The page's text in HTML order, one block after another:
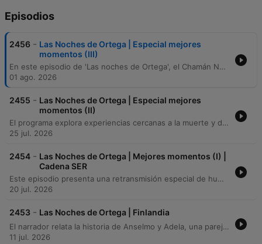
Episodios
2456 - Las Noches de Ortega | Especial mejores
momentos (III)
En este episodio de 'Las noches de Ortega', el Chamán Nayakú ofrece una profunda reflexión sobre el silencio, la conexión con el cosmos y la dificultad de expresar lo trascendental. A través de un diálogo con los oyentes, se exploran temas como la validación de la experiencia espiritual y la importancia de habitar el misterio. La segunda parte del programa transita hacia la nostalgia musical con Juanma Castillo, realizando un recorrido por la música de los años 80. Los participantes comparten recuerdos sobre la creatividad, la vitalidad y las transformaciones sociales de esa década, contrastándolas con la ansiedad y el consumismo de la era tecnológica actual.
01 ago. 2026
2455 - Las Noches de Ortega | Especial mejores
momentos (II)
El programa explora experiencias cercanas a la muerte y dimensiones espirituales mediante testimonios de investigadores y oyentes, abordando desde encuentros románticos hasta la sensación de aburrimiento en el más allá. Tras una revelación donde el presentador confiesa haber orquestado algunos relatos, la conversación se desplaza hacia los viajes astrales y las capacidades de proyección del alma. El episodio concluye con diversas llamadas que detallan experiencias de salida del cuerpo, variaciones en la capacidad de elevación y la frecuencia de estos fenómenos. Finalmente, el presentador reflexiona sobre la solidaridad ciudadana ante un apagón eléctrico y la importancia de la radio.
25 jul. 2026
2454 - Las Noches de Ortega | Mejores momentos (I) |
Cadena SER
Este episodio presenta una retransmisión especial de humor desde el Teatro España con la humorista Luisa Carcajada. La emisión, que buscaba un tono más relajado, se ve interrumpida por la indignación de varios oyentes que critican el uso de sketches de mímica inapropiados para el formato radiofónico. Tras las críticas por la pérdida de los valores tradicionales de la radio, el programa incluye una reflexión de Luisa Carcajada sobre su trayectoria profesional y concluye con una lectura poética de tono existencial.
20 jul. 2026
2453 - Las Noches de Ortega | Finlandia
El narrador relata la historia de Anselmo y Adela, una pareja que planea con ilusión unas vacaciones en Finlandia, incluyendo la decisión de Anselmo de llevar su máquina de escribir. Sin embargo, al llegar a Helsinki, Anselmo desarrolla una obsesión por escribir un libro que explique cada concepto con precisión absoluta. Esta necesidad de perfección lo lleva a encerrarse en su habitación y distanciarse de Adela. La magnitud de su escritura termina por fracturar la relación, resultando en la separación definitiva de la pareja.
11 jul. 2026